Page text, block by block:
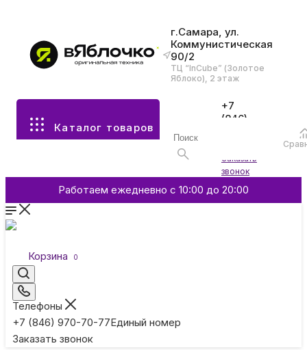
г.Самара, ул.
Коммунистическая
90/2
ТЦ “InCube” (Золотое
Яблоко), 2 этаж
Каталог товаров
+7
(846)
Заказать
звонок
Работаем ежедневно с 10:00 до 20:00
Корзина 0
Телефоны
+7 (846) 970-70-77Единый номер
Заказать звонок
Все разделы каталога
Аксессуары
Смартфоны и гаджеты